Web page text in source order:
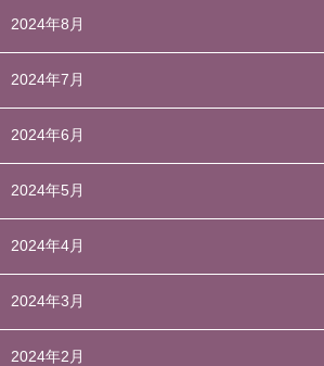
2024年8月
2024年7月
2024年6月
2024年5月
2024年4月
2024年3月
2024年2月